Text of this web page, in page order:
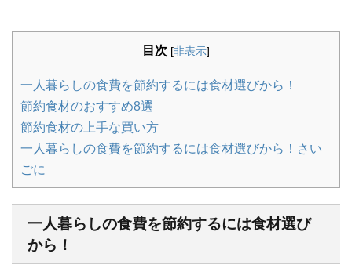
目次 [非表示]
一人暮らしの食費を節約するには食材選びから！
節約食材のおすすめ8選
節約食材の上手な買い方
一人暮らしの食費を節約するには食材選びから！さい
ごに
一人暮らしの食費を節約するには食材選び
から！